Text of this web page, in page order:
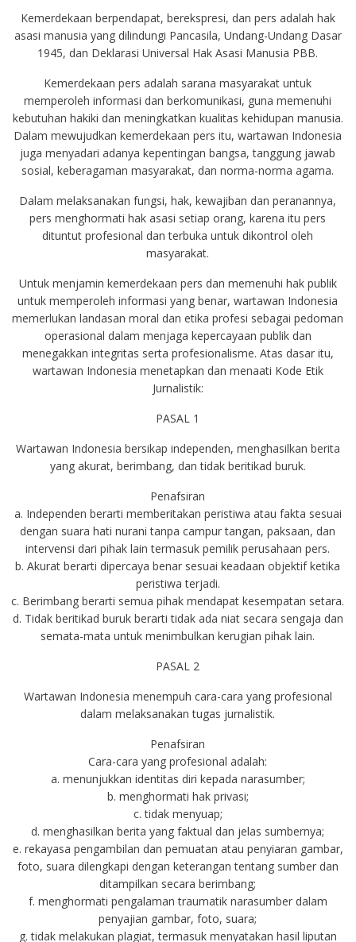
Kemerdekaan berpendapat, berekspresi, dan pers adalah hak
asasi manusia yang dilindungi Pancasila, Undang-Undang Dasar
1945, dan Deklarasi Universal Hak Asasi Manusia PBB.
Kemerdekaan pers adalah sarana masyarakat untuk
memperoleh informasi dan berkomunikasi, guna memenuhi
kebutuhan hakiki dan meningkatkan kualitas kehidupan manusia.
Dalam mewujudkan kemerdekaan pers itu, wartawan Indonesia
juga menyadari adanya kepentingan bangsa, tanggung jawab
sosial, keberagaman masyarakat, dan norma-norma agama.
Dalam melaksanakan fungsi, hak, kewajiban dan peranannya,
pers menghormati hak asasi setiap orang, karena itu pers
dituntut profesional dan terbuka untuk dikontrol oleh
masyarakat.
Untuk menjamin kemerdekaan pers dan memenuhi hak publik
untuk memperoleh informasi yang benar, wartawan Indonesia
memerlukan landasan moral dan etika profesi sebagai pedoman
operasional dalam menjaga kepercayaan publik dan
menegakkan integritas serta profesionalisme. Atas dasar itu,
wartawan Indonesia menetapkan dan menaati Kode Etik
Jurnalistik:
PASAL 1
Wartawan Indonesia bersikap independen, menghasilkan berita
yang akurat, berimbang, dan tidak beritikad buruk.
Penafsiran
a. Independen berarti memberitakan peristiwa atau fakta sesuai
dengan suara hati nurani tanpa campur tangan, paksaan, dan
intervensi dari pihak lain termasuk pemilik perusahaan pers.
b. Akurat berarti dipercaya benar sesuai keadaan objektif ketika
peristiwa terjadi.
c. Berimbang berarti semua pihak mendapat kesempatan setara.
d. Tidak beritikad buruk berarti tidak ada niat secara sengaja dan
semata-mata untuk menimbulkan kerugian pihak lain.
PASAL 2
Wartawan Indonesia menempuh cara-cara yang profesional
dalam melaksanakan tugas jurnalistik.
Penafsiran
Cara-cara yang profesional adalah:
a. menunjukkan identitas diri kepada narasumber;
b. menghormati hak privasi;
c. tidak menyuap;
d. menghasilkan berita yang faktual dan jelas sumbernya;
e. rekayasa pengambilan dan pemuatan atau penyiaran gambar,
foto, suara dilengkapi dengan keterangan tentang sumber dan
ditampilkan secara berimbang;
f. menghormati pengalaman traumatik narasumber dalam
penyajian gambar, foto, suara;
g. tidak melakukan plagiat, termasuk menyatakan hasil liputan